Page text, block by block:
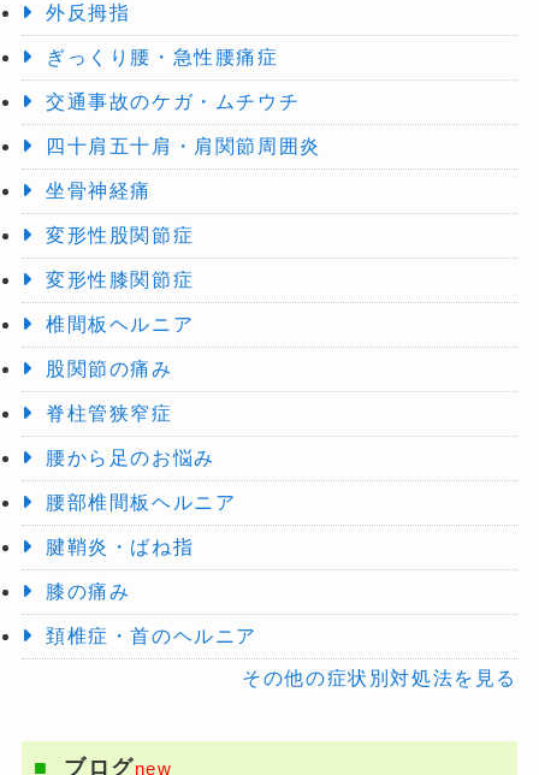
※お客様の感想であり、効果効能を保証するもの
ではありません。
外反拇指
ぎっくり腰・急性腰痛症
交通事故のケガ・ムチウチ
四十肩五十肩・肩関節周囲炎
坐骨神経痛
変形性股関節症
変形性膝関節症
椎間板ヘルニア
股関節の痛み
脊柱管狭窄症
腰から足のお悩み
腰部椎間板ヘルニア
腱鞘炎・ばね指
膝の痛み
頚椎症・首のヘルニア
その他の症状別対処法を見る
ブログnew